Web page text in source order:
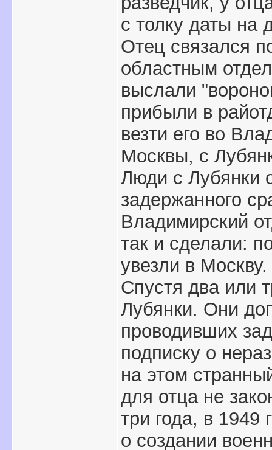
с толку даты на
Отец связался
областным
выслали
прибыли в
везти его во
Москвы, с
Люди с Лубянки
задержанного
Владимирский
так и сделали:
увезли в
Спустя два или
Лубянки. Они
проводивших
подписку о
на этом
для отца не
три года, в 1949
о создании